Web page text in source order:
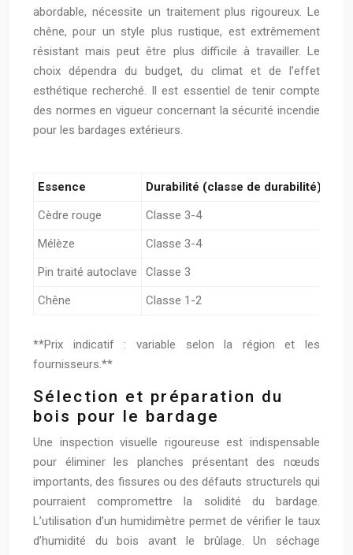
abordable, nécessite un traitement plus rigoureux. Le
chêne, pour un style plus rustique, est extrêmement
résistant mais peut être plus difficile à travailler. Le
choix dépendra du budget, du climat et de l’effet
esthétique recherché. Il est essentiel de tenir compte
des normes en vigueur concernant la sécurité incendie
pour les bardages extérieurs.
Essence Durabilité (classe de durabilité)
Cèdre rouge
Classe 3-4
Mélèze
Classe 3-4
Pin traité autoclave
Classe 3
Chêne
Classe 1-2
**Prix indicatif : variable selon la région et les
fournisseurs.**
Sélection et préparation du
bois pour le bardage
Une inspection visuelle rigoureuse est indispensable
pour éliminer les planches présentant des nœuds
importants, des fissures ou des défauts structurels qui
pourraient compromettre la solidité du bardage.
L’utilisation d’un humidimètre permet de vérifier le taux
d’humidité du bois avant le brûlage. Un séchage